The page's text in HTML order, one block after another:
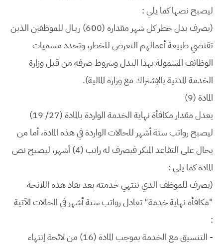
ليصبح نصها كما يلي :
(يصرف بدل خطر كل شهر مقداره (600) ريـال للموظفين الذين
تقتضي طبيعة أعمالهم التعرض للخطر، وتحدد مسميات
الوظائف المشمولة بهذا البدل وشروط صرفه من قبل وزارة
الخدمة المدنية بالإشتراك مع وزارة المالية).
المادة (9)
يعدل مقدار مكافأة نهاية الخدمة الواردة بالمادة (27/ 19)
ليصبح رواتب ستة أشهر للحالات الواردة في هذه المادة، أما من
يحال على التقاعد المبكر فيصرف له راتب (4) أشهر، ليصبح نص
المادة كما يلي :
(يصرف للموظف الذي تنتهي خدمته بعد نفاذ هذه اللائحة
"مكافأة نهاية خدمة" تعادل رواتب ستة أشهر في الحالات الآتية
:
- التنسيق مع الخدمة بموجب المادة (16) من لائحة إنتهاء